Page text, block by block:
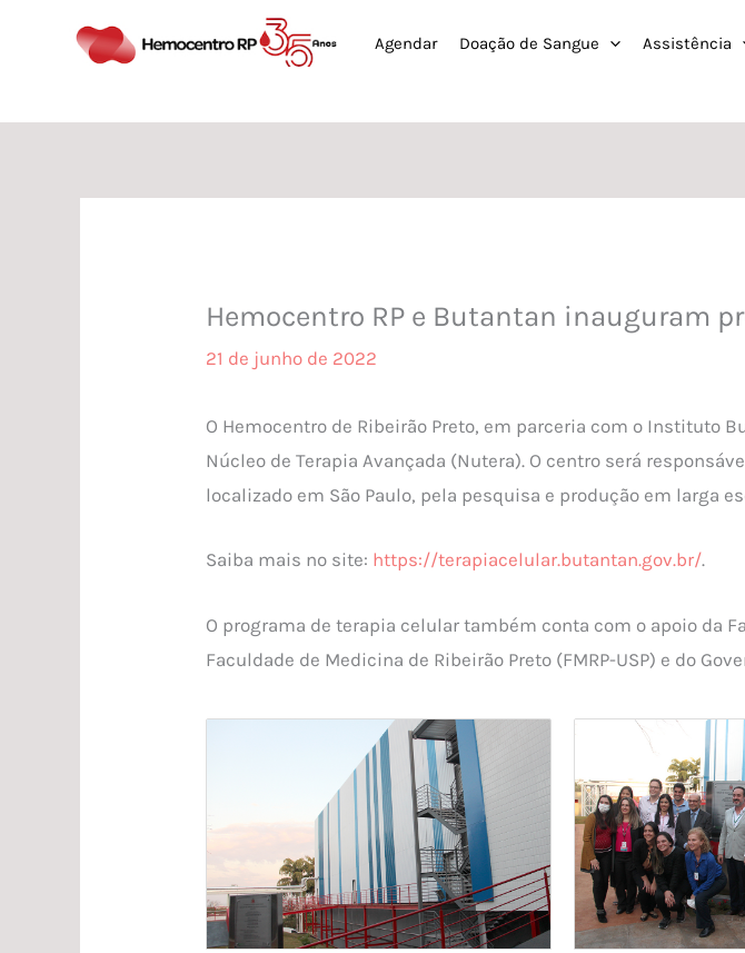
conteúdo
Agendar Doação de Sangue Assistência
Hemocentro RP e Butantan inauguram
21 de junho de 2022
O Hemocentro de Ribeirão Preto, em parceria com o Instituto
Núcleo de Terapia Avançada (Nutera). O centro será
localizado em São Paulo, pela pesquisa e produção em larga
Saiba mais no site: https://terapiacelular.butantan.gov.br/.
O programa de terapia celular também conta com o apoio da
Faculdade de Medicina de Ribeirão Preto (FMRP-USP) e do